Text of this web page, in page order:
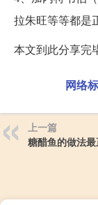
拉朱旺等等都是
本文到此分享完
网络
上一篇
糖醋鱼的做法